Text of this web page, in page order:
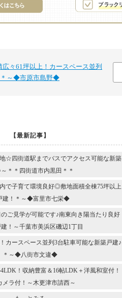
広々61坪以上！カースペース並列
＊～◆市原市島野◆
【最新記事】
☆四街道駅までバスでアクセス可能な新築
～＊＊四街道市内黒田＊＊
で子育て環境良好◎敷地面積全棟75坪以上
建！＊～◆富里市七栄◆
ご見学が可能です♪南東向き陽当たり良好
！～千葉市美浜区磯辺1丁目
カースペース並列3台駐車可能な新築戸建♪
＊～◆八街市文違◆
！収納豊富＆16帖LDK＋洋風和室付！
メラ付！～木更津市請西～